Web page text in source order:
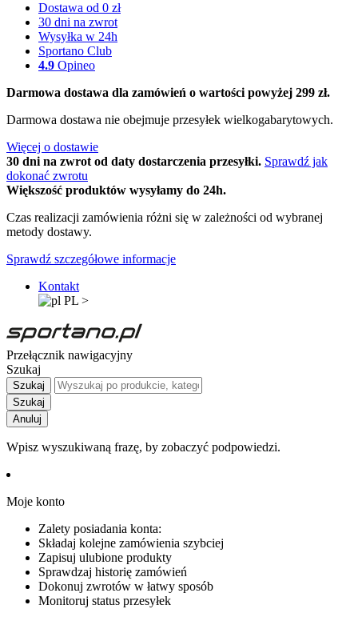
Dostawa od 0 zł
30 dni na zwrot
Wysyłka w 24h
Sportano Club
4.9 Opineo
Darmowa dostawa dla zamówień o wartości powyżej 299 zł.
Darmowa dostawa nie obejmuje przesyłek wielkogabarytowych.
Więcej o dostawie
30 dni na zwrot od daty dostarczenia przesyłki. Sprawdź jak
dokonać zwrotu
Większość produktów wysyłamy do 24h.
Czas realizacji zamówienia różni się w zależności od wybranej
metody dostawy.
Sprawdź szczegółowe informacje
Kontakt
PL >
Przełącznik nawigacyjny
Szukaj
Szukaj
Szukaj
Anuluj
Wpisz wyszukiwaną frazę, by zobaczyć podpowiedzi.
Moje konto
Zalety posiadania konta:
Składaj kolejne zamówienia szybciej
Zapisuj ulubione produkty
Sprawdzaj historię zamówień
Dokonuj zwrotów w łatwy sposób
Monitoruj status przesyłek